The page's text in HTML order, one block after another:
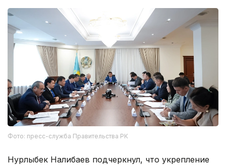
Фото: пресс-служба Правительства РК
Нурлыбек Налибаев подчеркнул, что укрепление